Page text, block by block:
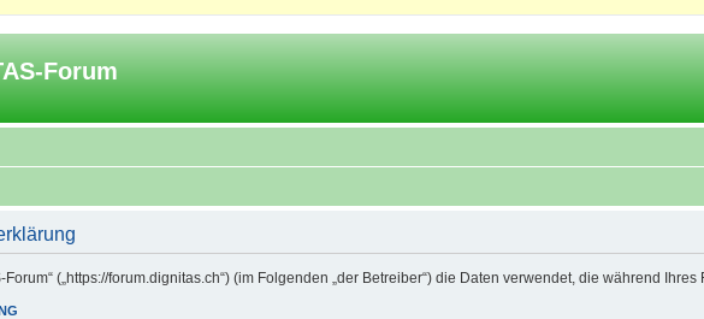
Forum
(„https://forum.dignitas.ch“) (im Folgenden „der Betreiber“) die Daten verwendet, die während